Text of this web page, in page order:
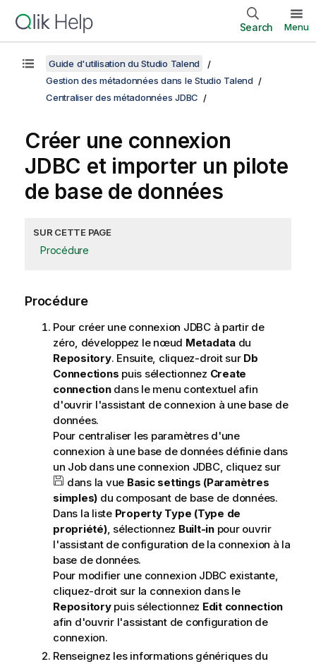
Search Menu
Guide d'utilisation du Studio Talend
Gestion des métadonnées dans le Studio Talend
Centraliser des métadonnées JDBC
Créer une connexion
JDBC et importer un pilote
de base de données
SUR CETTE PAGE
Procédure
Procédure
Pour créer une connexion JDBC à partir de
zéro, développez le nœud Metadatadu
Repository. Ensuite, cliquez-droit sur Db
Connections puis sélectionnez Create
connectiondans le menu contextuel afin
d'ouvrir l'assistant de connexion à une base de
données.
Pour centraliser les paramètres d'une
connexion à une base de données définie dans
un Job dans une connexion JDBC, cliquez sur
dans la vue Basic settings (Paramètres
simples) du composant de base de données.
Dans la liste Property Type (Type de
propriété), sélectionnez Built-inpour ouvrir
l'assistant de configuration de la connexion à la
base de données.
Pour modifier une connexion JDBC existante,
cliquez-droit sur la connexion dans le
Repositorypuis sélectionnez Edit connection
afin d'ouvrir l'assistant de configuration de
connexion.
Renseignez les informations génériques du